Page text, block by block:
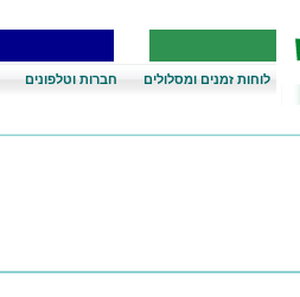
לוחות זמנים ומסלולים חברות וטלפונים